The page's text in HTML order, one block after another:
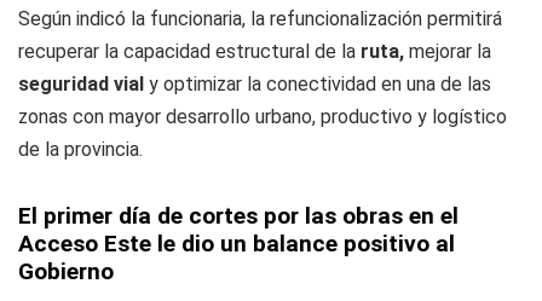
Según indicó la funcionaria, la refuncionalización permitirá
recuperar la capacidad estructural de la ruta, mejorar la
seguridad vial y optimizar la conectividad en una de las
zonas con mayor desarrollo urbano, productivo y logístico
de la provincia.
El primer día de cortes por las obras en el
Acceso Este le dio un balance positivo al
Gobierno